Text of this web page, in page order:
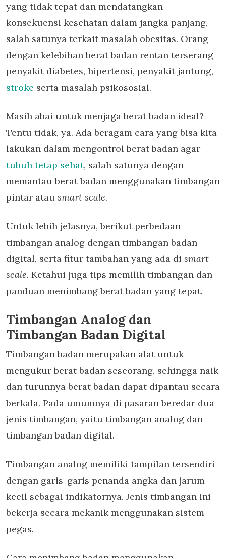
yang tidak tepat dan mendatangkan
konsekuensi kesehatan dalam jangka panjang,
salah satunya terkait masalah obesitas. Orang
dengan kelebihan berat badan rentan terserang
penyakit diabetes, hipertensi, penyakit jantung,
stroke serta masalah psikososial.
Masih abai untuk menjaga berat badan ideal?
Tentu tidak, ya. Ada beragam cara yang bisa kita
lakukan dalam mengontrol berat badan agar
tubuh tetap sehat, salah satunya dengan
memantau berat badan menggunakan timbangan
pintar atau smart scale.
Untuk lebih jelasnya, berikut perbedaan
timbangan analog dengan timbangan badan
digital, serta fitur tambahan yang ada di smart
scale. Ketahui juga tips memilih timbangan dan
panduan menimbang berat badan yang tepat.
Timbangan Analog dan
Timbangan Badan Digital
Timbangan badan merupakan alat untuk
mengukur berat badan seseorang, sehingga naik
dan turunnya berat badan dapat dipantau secara
berkala. Pada umumnya di pasaran beredar dua
jenis timbangan, yaitu timbangan analog dan
timbangan badan digital.
Timbangan analog memiliki tampilan tersendiri
dengan garis-garis penanda angka dan jarum
kecil sebagai indikatornya. Jenis timbangan ini
bekerja secara mekanik menggunakan sistem
pegas.